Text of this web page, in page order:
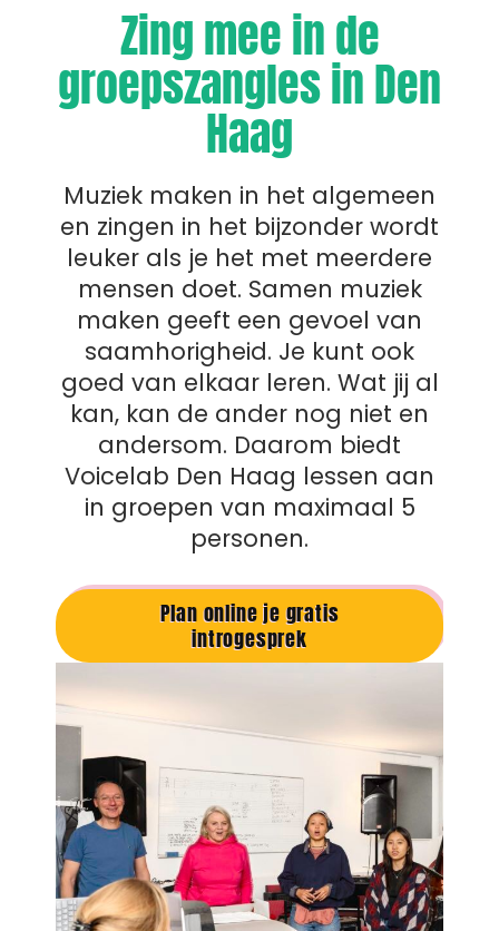
Zing mee in de
groepszangles in Den
Haag
Muziek maken in het algemeen
en zingen in het bijzonder wordt
leuker als je het met meerdere
mensen doet. Samen muziek
maken geeft een gevoel van
saamhorigheid. Je kunt ook
goed van elkaar leren. Wat jij al
kan, kan de ander nog niet en
andersom. Daarom biedt
Voicelab Den Haag lessen aan
in groepen van maximaal 5
personen.
Plan online je gratis
introgesprek